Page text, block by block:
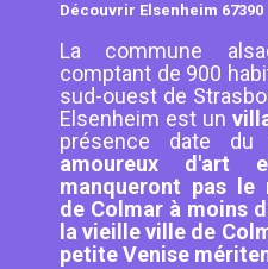
Découvrir Elsenheim 67390
La commune
comptant de 900
sud-ouest de
Elsenheim est un
présence date
amoureux
manqueront pas le
de Colmar à moins
la vieille ville de
petite Venise